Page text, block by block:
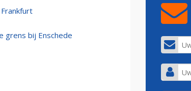
grens bij Enschede